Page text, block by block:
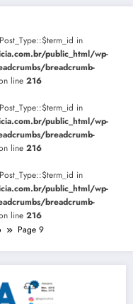
in
public_html/wp-
breadcrumb-
line 216
in
public_html/wp-
breadcrumb-
line 216
in
public_html/wp-
breadcrumb-
line 216
Page 9